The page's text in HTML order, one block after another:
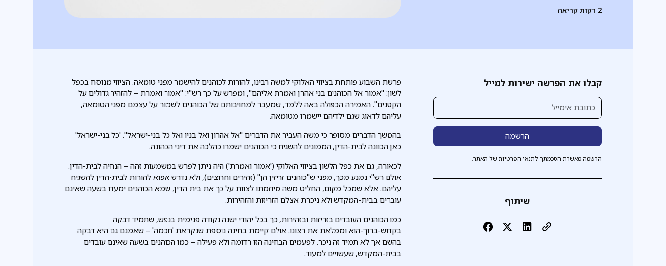
2 דקות קריאה
קבלו את הפרשה ישירות למייל
הרשמה מאשרת הסכמתך לתנאי הפרטיות של האתר.
שיתוף
פרשת השבוע פותחת בציווי האלוקי למשה רבינו, להורות לכוהנים להישמר מפני טומאה. הציווי מנוסח בכפל
לשון: "אמור אל הכוהנים בני אהרן ואמרת אליהם", ומפרש על כך רש"י: "אמור ואמרת – להזהיר גדולים על
הקטנים". האמירה הכפולה באה ללמד, שמעבר למחויבותם של הכוהנים לשמור על עצמם מפני הטומאה,
עליהם לדאוג שגם ילדיהם יישמרו מטומאה.
בהמשך הדברים מסופר כי משה העביר את הדברים "אל אהרון ואל בניו ואל כל בני-ישראל". 'כל בני-ישראל'
כאן הכוונה לבית-הדין, הממונים להשגיח כי הכוהנים ישמרו כהלכה את דיני הכהונה.
לכאורה, גם את כפל הלשון בציווי האלוקי ('אמור ואמרת') היה ניתן לפרש במשמעות זהה – הנחיה לבית-הדין.
אולם רש"י נמנע מכך, מפני ש"כוהנים זריזין הן" (זהירים וחרוצים), ולא נדרש אפוא להורות לבית-הדין להשגיח
עליהם. אלא שמכל מקום, החליט משה מיוזמתו לצוות על כך את בית הדין, שמא הכוהנים ימעדו בשעה שאינם
עובדים בבית-המקדש ולא ניכרת אצלם הזריזות והזהירות.
כמו הכוהנים העובדים בזריזות ובזהירות, כך בכל יהודי ישנה נקודה פנימית בנפש, שתמיד דבקה
בקדוש-ברוך-הוא וממלאת את רצונו. אולם קיימת בחינה נוספת שנקראת 'חכמה' – שאמנם גם היא דבקה
בהשם אך לא תמיד זה ניכר. לפעמים הבחינה הזו רדומה ולא פעילה – כמו הכוהנים בשעה שאינם עובדים
בבית-המקדש, שעשויים למעוד.